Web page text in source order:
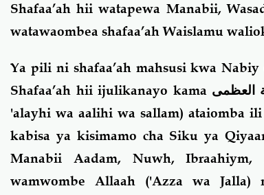
Shafaa’ah hii watapewa Manabii,
watawaombea shafaa’ah Waislamu
Ya pili ni shafaa’ah mahsusi kwa
Shafaa’ah hii ijulikanayo kama العظمى
'alayhi wa aalihi wa sallam) ataiomba
kabisa ya kisimamo cha Siku ya
Manabii Aadam, Nuwh, Ibraahiym,
wamwombe Allaah ('Azza wa Jalla)